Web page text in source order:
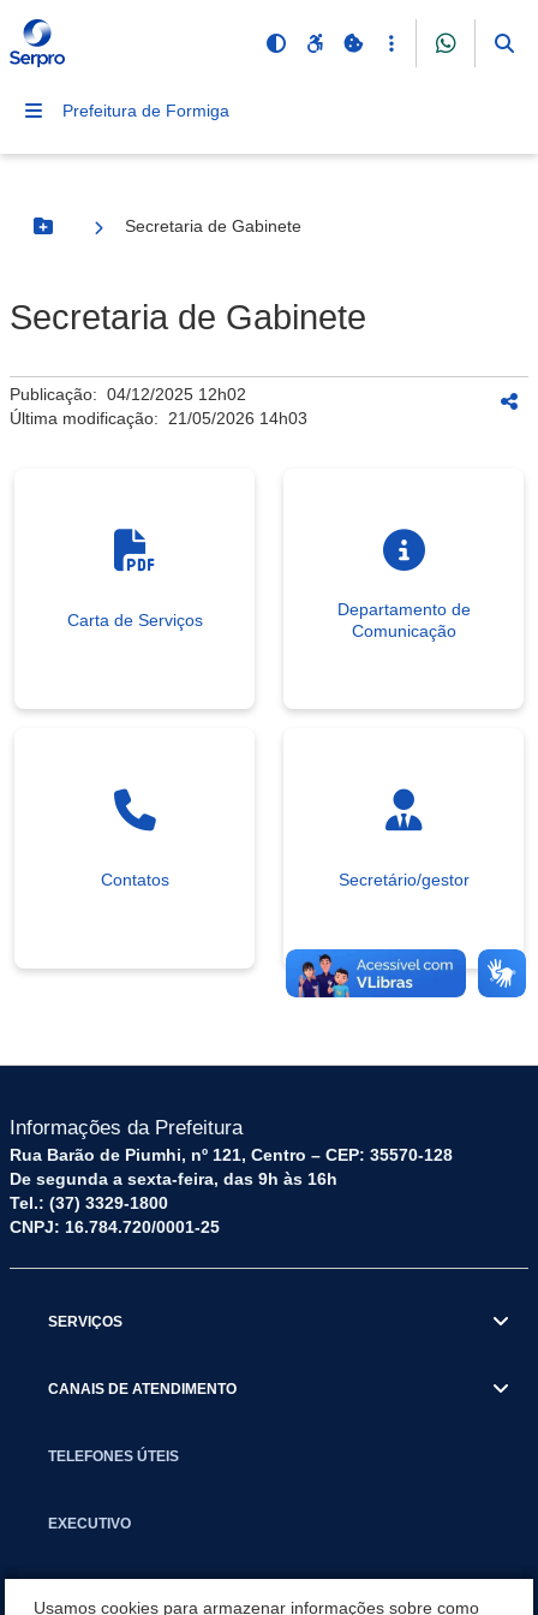
Prefeitura de Formiga
Botão Menu
Secretaria de Gabinete
Secretaria de Gabinete
Publicação: 04/12/2025 12h02
Última modificação: 21/05/2026 14h03
Carta de Serviços
Departamento de
Comunicação
Contatos Secretário/gestor
Informações da Prefeitura
Rua Barão de Piumhi, nº 121, Centro – CEP: 35570-128
De segunda a sexta-feira, das 9h às 16h
Tel.: (37) 3329-1800
CNPJ: 16.784.720/0001-25
SERVIÇOS
CANAIS DE ATENDIMENTO
TELEFONES ÚTEIS
EXECUTIVO
Usamos cookies para armazenar informações sobre como